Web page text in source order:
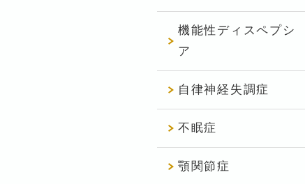
機能性ディスペプシ
ア
自律神経失調症
不眠症
顎関節症